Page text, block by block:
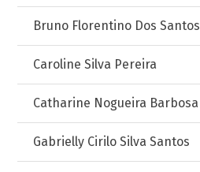
Bruno Florentino Dos Santos
Caroline Silva Pereira
Catharine Nogueira Barbosa
Gabrielly Cirilo Silva Santos